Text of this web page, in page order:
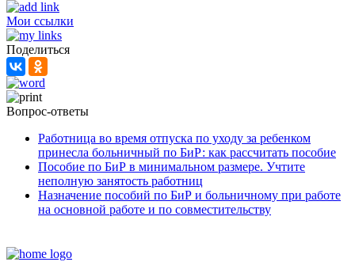
Мои ссылки
Поделиться
Вопрос-ответы
Работница во время отпуска по уходу за ребенком
принесла больничный по БиР: как рассчитать пособие
Пособие по БиР в минимальном размере. Учтите
неполную занятость работниц
Назначение пособий по БиР и больничному при работе
на основной работе и по совместительству